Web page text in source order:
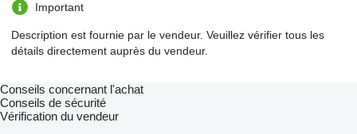
Important
Description est fournie par le vendeur. Veuillez vérifier tous les
détails directement auprès du vendeur.
Conseils concernant l'achat
Conseils de sécurité
Vérification du vendeur